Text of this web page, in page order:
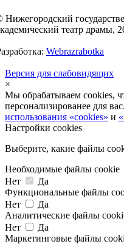
Нижегородский
театр драмы,
Webrazrabotka
Версия для слабовидящих
×
Мы обрабатываем cookies,
персонализированее для
использования «cookies» и
Настройки cookies
Выберите, какие файлы
Необходимые файлы cookie
Нет
Да
Функциональные файлы
Нет
Да
Аналитические файлы
Нет
Да
Маркетинговые файлы